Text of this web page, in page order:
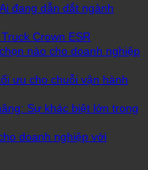
đang dẫn dắt ngành
Crown ESR
nào cho doanh nghiệp
ưu cho chuỗi vận hành
Sự khác biệt lớn trong
doanh nghiệp với